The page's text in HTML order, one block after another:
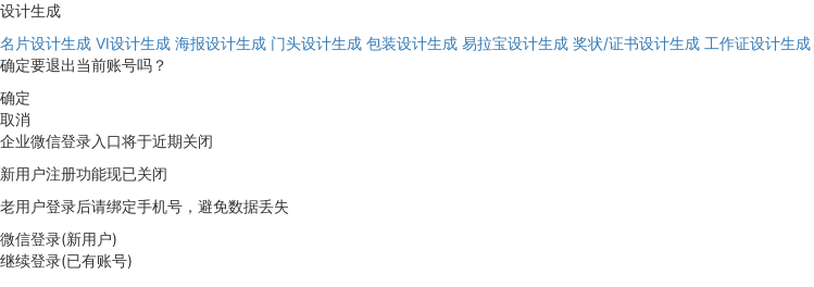
设计生成
名片设计生成 VI设计生成 海报设计生成 门头设计生成 包装设计生成 易拉宝设计生成 奖状/证书设计生成 工作证设计生成
确定要退出当前账号吗？
确定
取消
企业微信登录入口将于近期关闭
新用户注册功能现已关闭
老用户登录后请绑定手机号，避免数据丢失
微信登录(新用户)
继续登录(已有账号)